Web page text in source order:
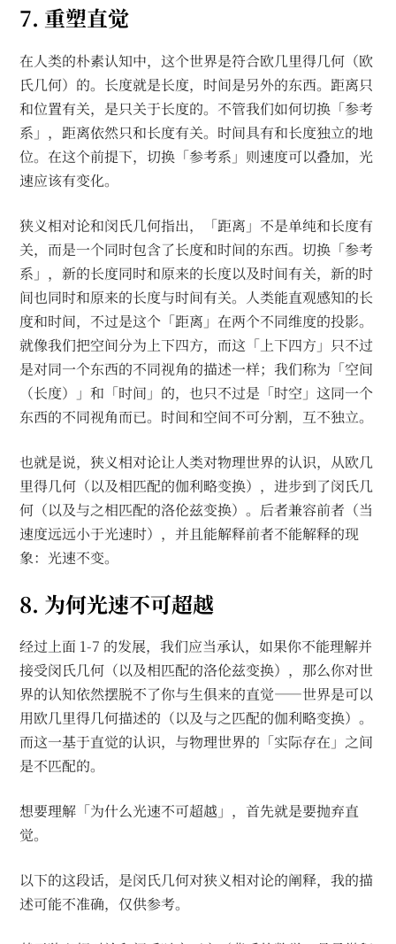
7. 重塑直觉
在人类的朴素认知中，这个世界是符合欧几里得几何（欧
氏几何）的。长度就是长度，时间是另外的东西。距离只
和位置有关，是只关于长度的。不管我们如何切换「参考
系」，距离依然只和长度有关。时间具有和长度独立的地
位。在这个前提下，切换「参考系」则速度可以叠加，光
速应该有变化。
狭义相对论和闵氏几何指出，「距离」不是单纯和长度有
关，而是一个同时包含了长度和时间的东西。切换「参考
系」，新的长度同时和原来的长度以及时间有关，新的时
间也同时和原来的长度与时间有关。人类能直观感知的长
度和时间，不过是这个「距离」在两个不同维度的投影。
就像我们把空间分为上下四方，而这「上下四方」只不过
是对同一个东西的不同视角的描述一样；我们称为「空间
（长度）」和「时间」的，也只不过是「时空」这同一个
东西的不同视角而已。时间和空间不可分割，互不独立。
也就是说，狭义相对论让人类对物理世界的认识，从欧几
里得几何（以及相匹配的伽利略变换），进步到了闵氏几
何（以及与之相匹配的洛伦兹变换）。后者兼容前者（当
速度远远小于光速时），并且能解释前者不能解释的现
象：光速不变。
8. 为何光速不可超越
经过上面 1-7 的发展，我们应当承认，如果你不能理解并
接受闵氏几何（以及相匹配的洛伦兹变换），那么你对世
界的认知依然摆脱不了你与生俱来的直觉——世界是可以
用欧几里得几何描述的（以及与之匹配的伽利略变换）。
而这一基于直觉的认识，与物理世界的「实际存在」之间
是不匹配的。
想要理解「为什么光速不可超越」，首先就是要抛弃直
觉。
以下的这段话，是闵氏几何对狭义相对论的阐释，我的描
述可能不准确，仅供参考。